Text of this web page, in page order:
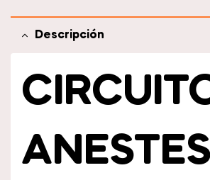
Descripción